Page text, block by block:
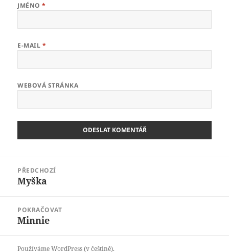
JMÉNO*
E-MAIL *
WEBOVÁ STRÁNKA
příspěvek
PŘEDCHOZÍ
Předchozí
Myška
POKRAČOVAT
Následující
Minnie
Používáme WordPress (v češtině).